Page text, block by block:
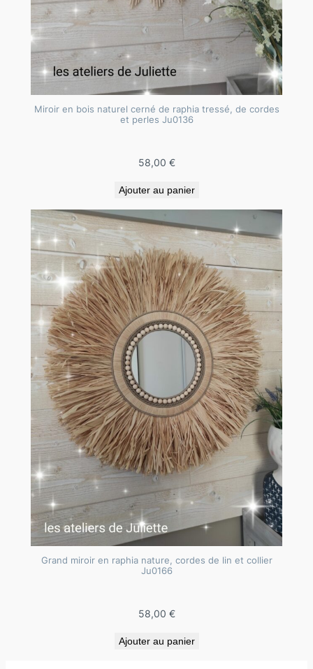
Miroir en bois naturel cerné de raphia tressé, de cordes
et perles Ju0136
58,00 €
Ajouter au panier
Grand miroir en raphia nature, cordes de lin et collier
Ju0166
58,00 €
Ajouter au panier